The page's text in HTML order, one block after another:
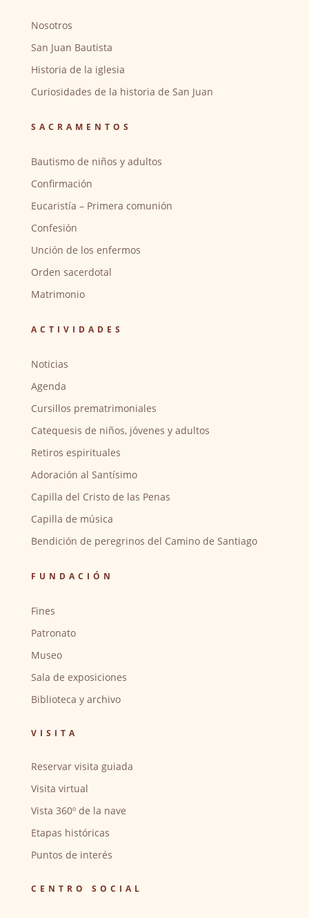
Nosotros
San Juan Bautista
Historia de la iglesia
Curiosidades de la historia de San Juan
SACRAMENTOS
Bautismo de niños y adultos
Confirmación
Eucaristía – Primera comunión
Confesión
Unción de los enfermos
Orden sacerdotal
Matrimonio
ACTIVIDADES
Noticias
Agenda
Cursillos prematrimoniales
Catequesis de niños, jóvenes y adultos
Retiros espirituales
Adoración al Santísimo
Capilla del Cristo de las Penas
Capilla de música
Bendición de peregrinos del Camino de Santiago
FUNDACIÓN
Fines
Patronato
Museo
Sala de exposiciones
Biblioteca y archivo
VISITA
Reservar visita guiada
Visita virtual
Vista 360º de la nave
Etapas históricas
Puntos de interés
CENTRO SOCIAL